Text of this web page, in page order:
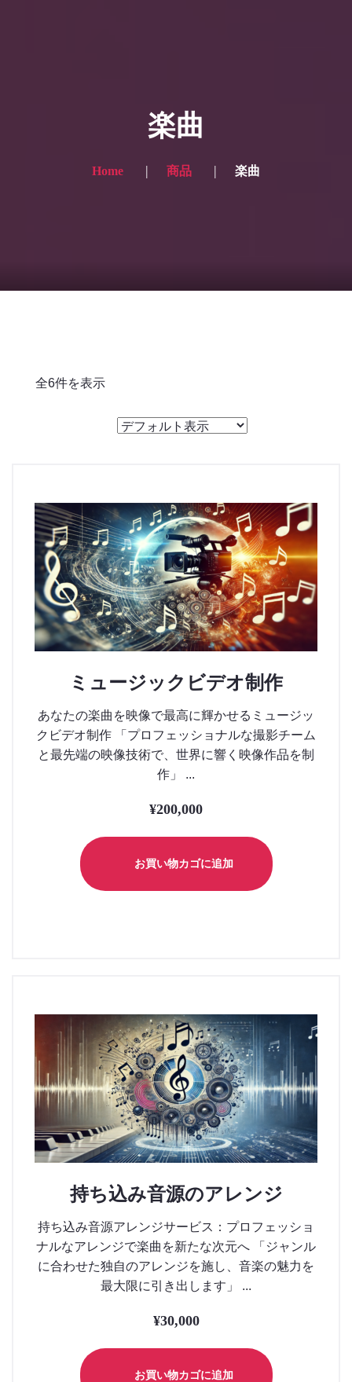
プランと価格
楽曲
Home 商品 楽曲
全6件を表示
ミュージックビデオ制作
あなたの楽曲を映像で最高に輝かせるミュージッ
クビデオ制作 「プロフェッショナルな撮影チーム
と最先端の映像技術で、世界に響く映像作品を制
作」 ...
¥200,000
お買い物カゴに追加
持ち込み音源のアレンジ
持ち込み音源アレンジサービス：プロフェッショ
ナルなアレンジで楽曲を新たな次元へ 「ジャンル
に合わせた独自のアレンジを施し、音楽の魅力を
最大限に引き出します」 ...
¥30,000
お買い物カゴに追加